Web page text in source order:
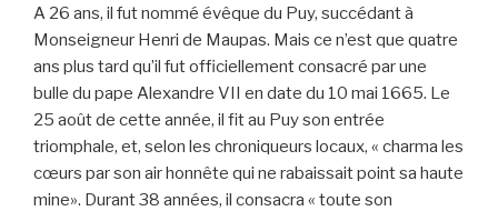
A 26 ans, il fut nommé évêque du Puy, succédant à
Monseigneur Henri de Maupas. Mais ce n’est que quatre
ans plus tard qu’il fut officiellement consacré par une
bulle du pape Alexandre VII en date du 10 mai 1665. Le
25 août de cette année, il fit au Puy son entrée
triomphale, et, selon les chroniqueurs locaux, « charma les
cœurs par son air honnête qui ne rabaissait point sa haute
mine». Durant 38 années, il consacra « toute son